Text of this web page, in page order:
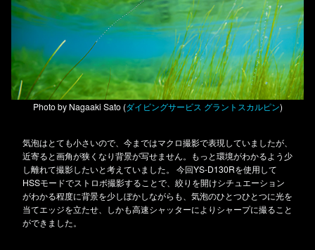
Photo by Nagaaki Sato (ダイビングサービス グラントスカルピン)
気泡はとても小さいので、今まではマクロ撮影で表現していましたが、
近寄ると画角が狭くなり背景が写せません。もっと環境がわかるよう少
し離れて撮影したいと考えていました。 今回YS-D130Rを使用して
HSSモードでストロボ撮影することで、絞りを開けシチュエーション
がわかる程度に背景を少しぼかしながらも、気泡のひとつひとつに光を
当てエッジを立たせ、しかも高速シャッターによりシャープに撮ること
ができました。